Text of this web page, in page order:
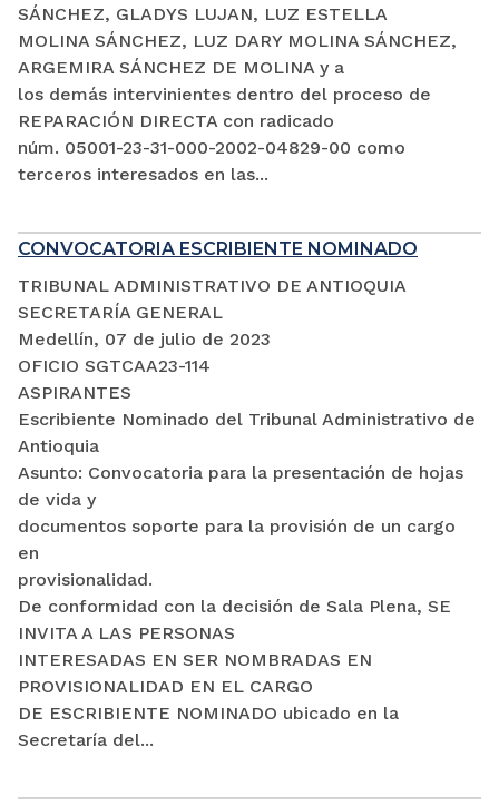
SÁNCHEZ, GLADYS LUJAN, LUZ ESTELLA
MOLINA SÁNCHEZ, LUZ DARY MOLINA SÁNCHEZ,
ARGEMIRA SÁNCHEZ DE MOLINA y a
los demás intervinientes dentro del proceso de
REPARACIÓN DIRECTA con radicado
núm. 05001-23-31-000-2002-04829-00 como
terceros interesados en las...
CONVOCATORIA ESCRIBIENTE NOMINADO
TRIBUNAL ADMINISTRATIVO DE ANTIOQUIA
SECRETARÍA GENERAL
Medellín, 07 de julio de 2023
OFICIO SGTCAA23-114
ASPIRANTES
Escribiente Nominado del Tribunal Administrativo de
Antioquia
Asunto: Convocatoria para la presentación de hojas
de vida y
documentos soporte para la provisión de un cargo
en
provisionalidad.
De conformidad con la decisión de Sala Plena, SE
INVITA A LAS PERSONAS
INTERESADAS EN SER NOMBRADAS EN
PROVISIONALIDAD EN EL CARGO
DE ESCRIBIENTE NOMINADO ubicado en la
Secretaría del...